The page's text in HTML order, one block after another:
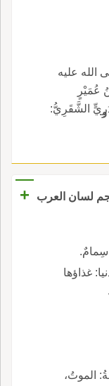
الله عليه
عُمَيْرٍ
الشَّقَرِيُّ:
لسان العرب
+
غذاؤها
السُّمَّ والسَّامَّةُ: الموتُ،